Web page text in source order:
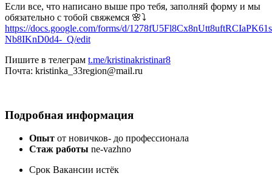
Если все, что написано выше про тебя, заполняй форму и мы
обязательно с тобой свяжемся 🌸⤵️
https://docs.google.com/forms/d/
Nb8IKnD0d4-_Q/edit
Пишите в телеграм t.me/kristinakristinar8
Почта: kristinka_33region@mail.ru
Подробная информация
Опыт от новичков- до профессионала
Стаж работы ne-vazhno
Срок Вакансии истёк